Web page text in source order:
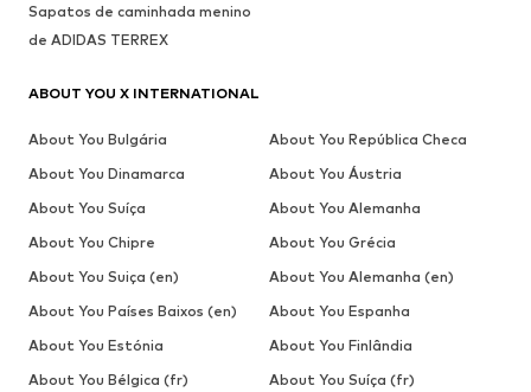
Sapatos de caminhada menino
de ADIDAS TERREX
ABOUT YOU X INTERNATIONAL
About You Bulgária
About You República Checa
About You Dinamarca
About You Áustria
About You Suíça
About You Alemanha
About You Chipre
About You Grécia
About You Suiça (en)
About You Alemanha (en)
About You Países Baixos (en)
About You Espanha
About You Estónia
About You Finlândia
About You Bélgica (fr)
About You Suíça (fr)